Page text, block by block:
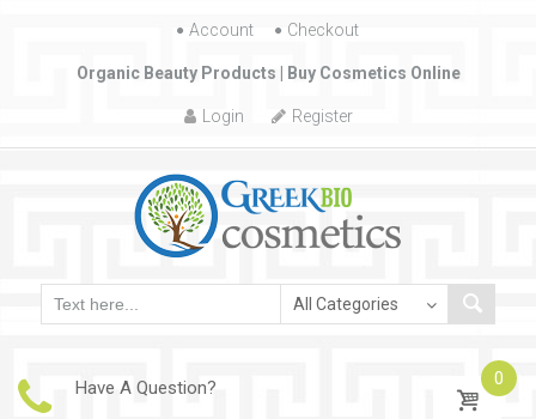
Skip to content
Account Checkout
Organic Beauty Products | Buy Cosmetics Online
Login Register
Have A Question? 0